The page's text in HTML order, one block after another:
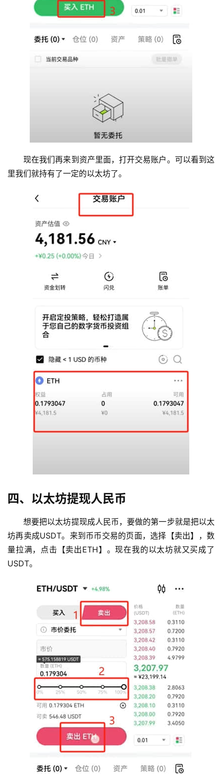
现在我们再来到资产里面，打开交易账户。可以看到这
里我们就持有了一定的以太坊了。
四、以太坊提现人民币
想要把以太坊提现成人民币，要做的第一步就是把以太
坊再卖成USDT。来到币币交易的页面，选择【卖出】，数
量拉满，点击【卖出ETH】。现在我的以太坊就又买成了
USDT。